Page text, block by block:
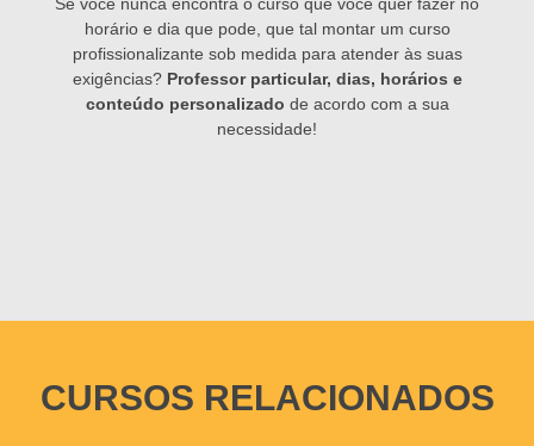
Se você nunca encontra o curso que você quer fazer no
horário e dia que pode, que tal montar um curso
profissionalizante sob medida para atender às suas
exigências? Professor particular, dias, horários e
conteúdo personalizado de acordo com a sua
necessidade!
CURSOS RELACIONADOS